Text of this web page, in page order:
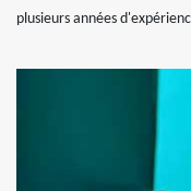
plusieurs années